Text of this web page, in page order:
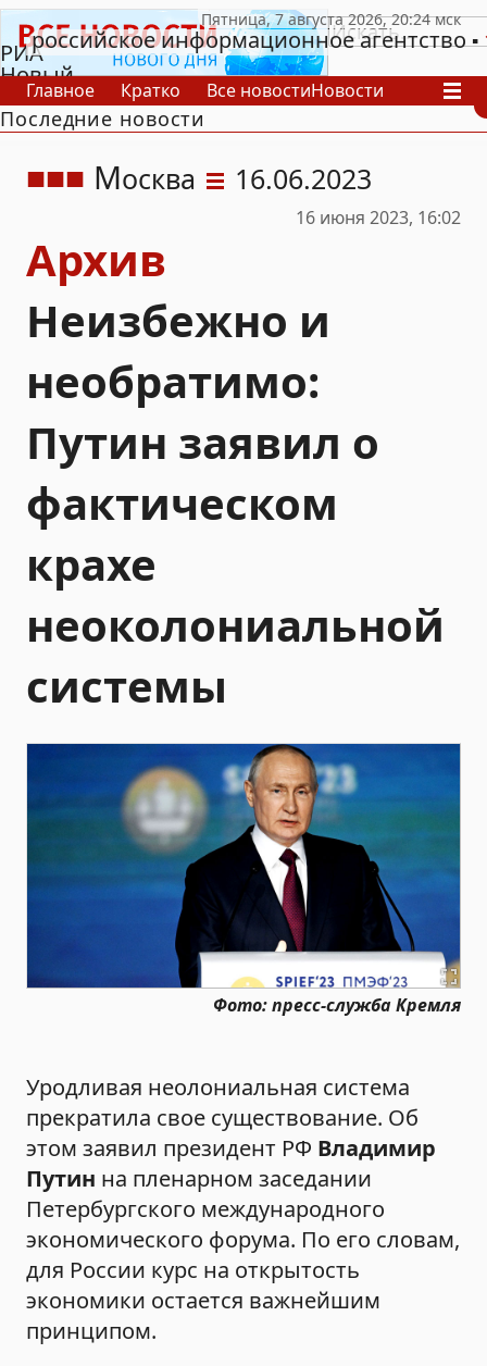
РИА
Новый
День
российское информационное агентство
Главное Кратко Все новостиНовости
В России
В мире
Последние новости
Москва 16.06.2023
16 июня 2023, 16:02
Архив
Неизбежно и
необратимо:
Путин заявил о
фактическом
крахе
неоколониальной
системы
Фото: пресс-служба Кремля
Уродливая неолониальная система
прекратила свое существование. Об
этом заявил президент РФ Владимир
Путин на пленарном заседании
Петербургского международного
экономического форума. По его словам,
для России курс на открытость
экономики остается важнейшим
принципом.